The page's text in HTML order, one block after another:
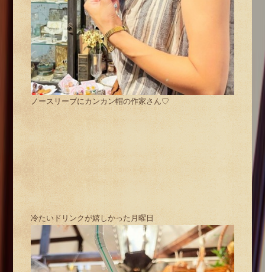
ノースリーブにカンカン帽の作家さん♡
冷たいドリンクが嬉しかった月曜日